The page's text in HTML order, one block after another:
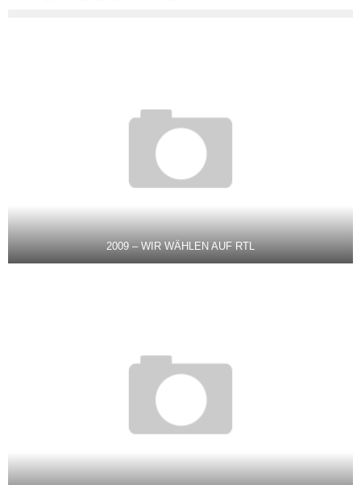
2009 – WIR WÄHLEN AUF RTL